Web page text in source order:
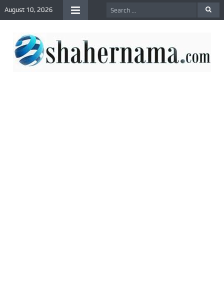
August 10, 2026